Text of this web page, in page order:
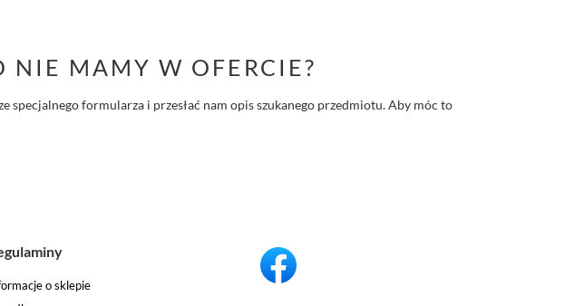
NIE MAMY W OFERCIE?
specjalnego formularza i przesłać nam opis szukanego przedmiotu. Aby móc to
o sklepie